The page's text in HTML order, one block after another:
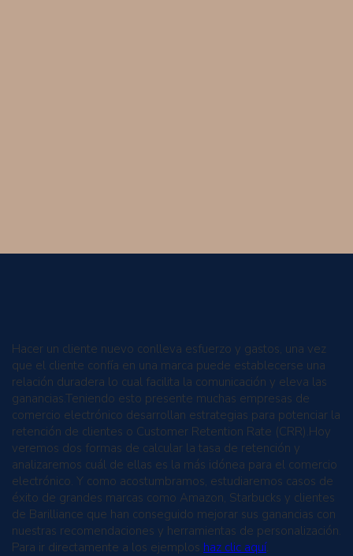
Hacer un cliente nuevo conlleva esfuerzo y gastos, una vez
que el cliente confía en una marca puede establecerse una
relación duradera lo cual facilita la comunicación y eleva las
ganancias.Teniendo esto presente muchas empresas de
comercio electrónico desarrollan estrategias para potenciar la
retención de clientes o Customer Retention Rate (CRR).Hoy
veremos dos formas de calcular la tasa de retención y
analizaremos cuál de ellas es la más idónea para el comercio
electrónico. Y como acostumbramos, estudiaremos casos de
éxito de grandes marcas como Amazon, Starbucks y clientes
de Barilliance que han conseguido mejorar sus ganancias con
nuestras recomendaciones y herramientas de personalización.
Para ir directamente a los ejemplos haz clic aquí.